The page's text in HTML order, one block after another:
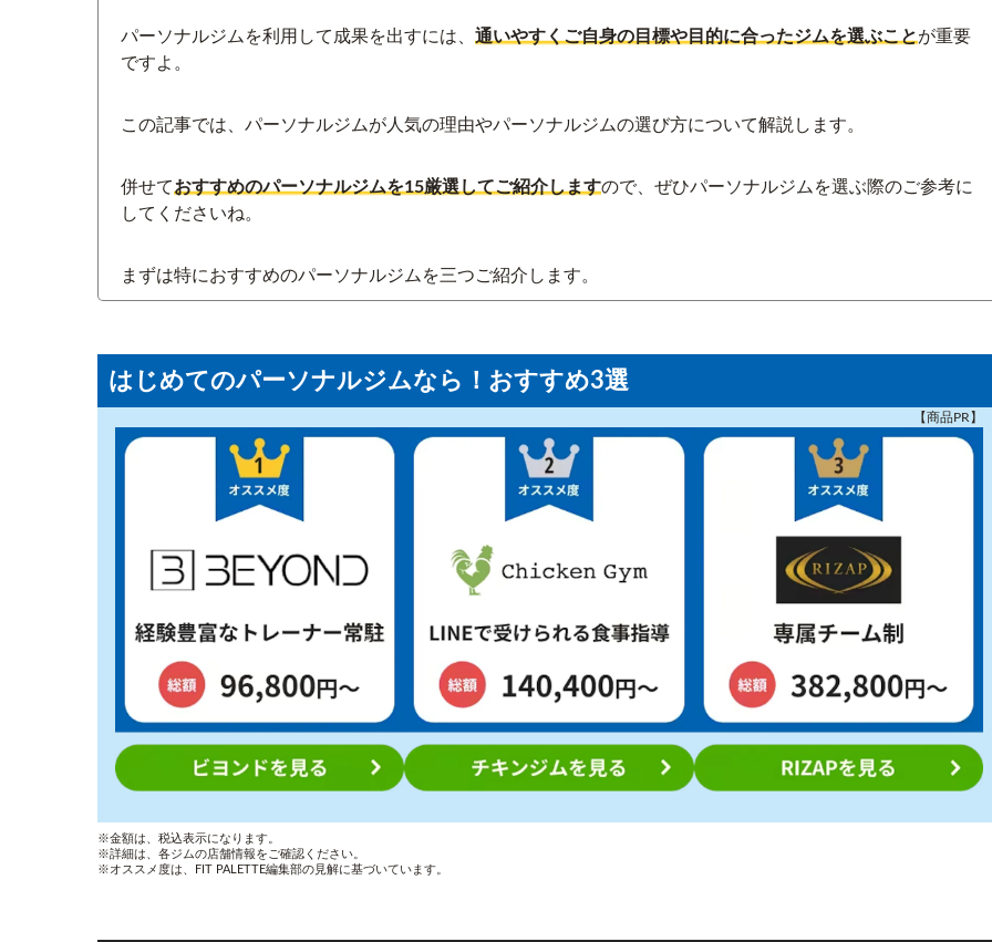
パーソナルジムを利用して成果を出すには、 通いやすくご自身の目標や目的に合ったジムを選ぶことが重要
ですよ。
この記事では、パーソナルジムが人気の理由やパーソナルジムの選び方について解説します。
併せておすすめのパーソナルジムを15厳選してご紹介しますので、ぜひパーソナルジムを選ぶ際のご参考に
してくださいね。
まずは特におすすめのパーソナルジムを三つご紹介します。
はじめてのパーソナルジムなら！おすすめ3選
【商品PR】
※金額は、税込表示になります。
※詳細は、各ジムの店舗情報をご確認ください。
※オススメ度は、FIT PALETTE編集部の見解に基づいています。